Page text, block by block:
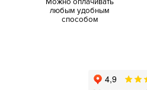
Можно оплачивать
любым удобным
способом